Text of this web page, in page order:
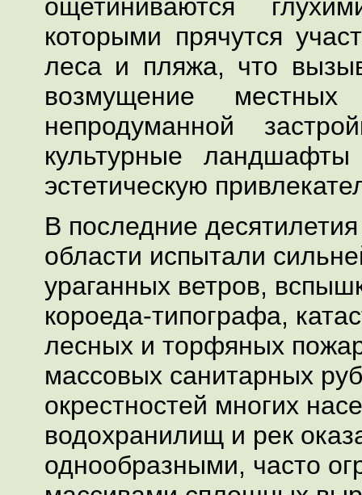
ощетиниваются
которыми прячутся
леса и пляжа, что
возмущение
непродуманной
культурные
эстетическую
В последние
области испытали
ураганных ветров,
короеда-типографа,
лесных и торфяных
массовых санитарных
окрестностей многих
водохранилищ и рек
однообразными, часто